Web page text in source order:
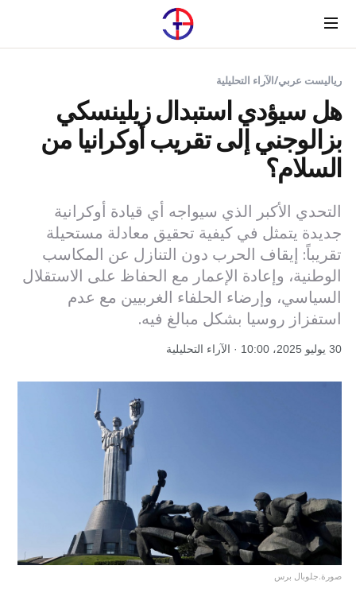
Menu
رياليست عربي/الآراء التحليلية
هل سيؤدي استبدال زيلينسكي
بزالوجني إلى تقريب أوكرانيا من
السلام؟
التحدي الأكبر الذي سيواجه أي قيادة أوكرانية
جديدة يتمثل في كيفية تحقيق معادلة مستحيلة
تقريباً: إيقاف الحرب دون التنازل عن المكاسب
الوطنية، وإعادة الإعمار مع الحفاظ على الاستقلال
السياسي، وإرضاء الحلفاء الغربيين مع عدم
استفزاز روسيا بشكل مبالغ فيه.
30 يوليو 2025، 10:00 · الآراء التحليلية
صورة.جلوبال برس